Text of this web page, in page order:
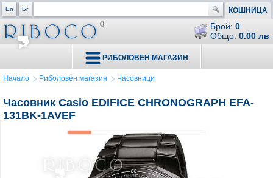
En Бг КОШНИЦА
Брой: 0
Общо: 0.00 лв
РИБОЛОВЕН МАГАЗИН
Начало Риболовен магазин Часовници
Часовник Casio EDIFICE CHRONOGRAPH EFA-
131BK-1AVEF